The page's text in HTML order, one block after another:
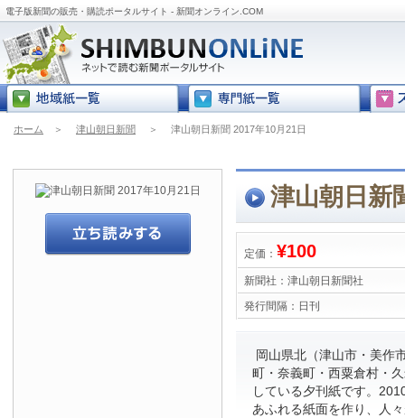
電子版新聞の販売・購読ポータルサイト - 新聞オンライン.COM
ホーム ＞ 津山朝日新聞 ＞ 津山朝日新聞 2017年10月21日
津山朝日新
定価： ¥100
新聞社： 津山朝日新聞社
発行間隔： 日刊
岡山県北（津山市・美作
町・奈義町・西粟倉村・
している夕刊紙です。
あふれる紙面を作り、人